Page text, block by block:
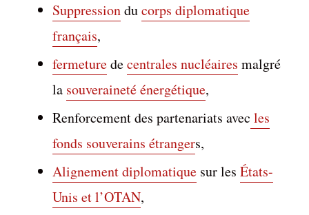
Suppressionducorps diplomatique
français,
fermeturedecentrales nucléaires malgré
la souveraineté énergétique,
Renforcement des partenariats avec les
fonds souverains étrangers,
Alignement diplomatiquesur les États-
Unis et l’OTAN,